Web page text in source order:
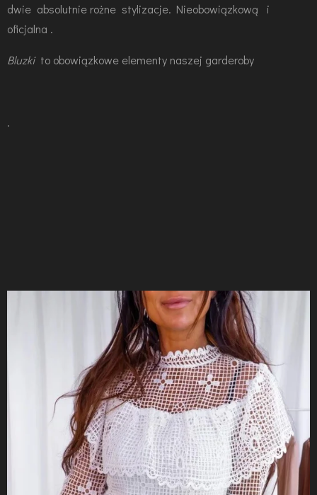
dwie absolutnie rożne stylizacje. Nieobowiązkową i
oficjalna .
Bluzkito obowiązkowe elementy naszej garderoby
.